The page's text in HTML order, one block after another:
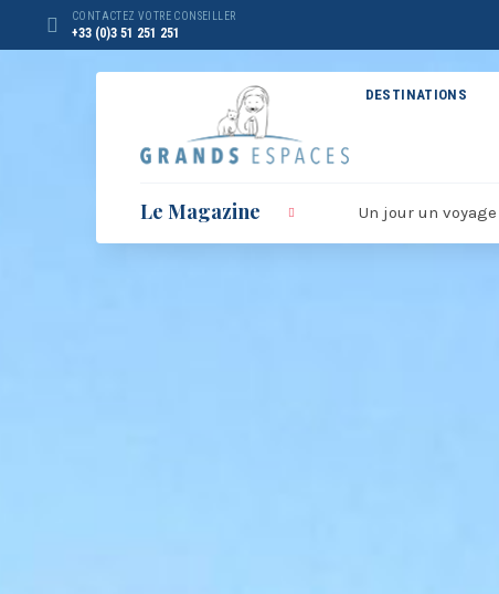
Panneau de gestion des cookies
CONTACTEZ VOTRE CONSEILLER
+33 (0)3 51 251 251
DESTINATIONS
Le Magazine Un jour un voyage